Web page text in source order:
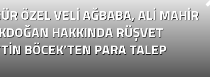
ÖZEL VELI AĞBABA, ALI MAHIR
HAKKINDA RÜŞVET
BÖCEK’TEN PARA TALEP